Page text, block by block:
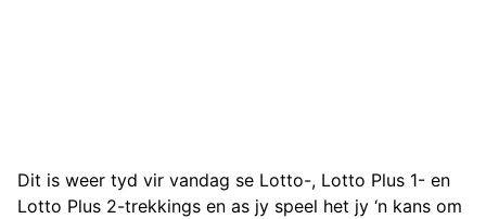
Dit is weer tyd vir vandag se Lotto-, Lotto Plus 1- en
Lotto Plus 2-trekkings en as jy speel het jy ‘n kans om